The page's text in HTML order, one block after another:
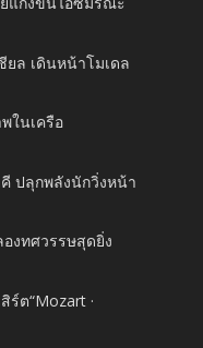
ยล เดินหน้าโมเดล
ในเครือ
ปลุกพลังนักวิ่งหน้า
งทศวรรษสุดยิ่ง
ต“Mozart ·